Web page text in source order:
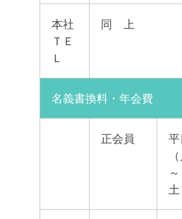
本社
ＴＥ
Ｌ
同 上
名義書換料・年会費
正会員
平
～
土